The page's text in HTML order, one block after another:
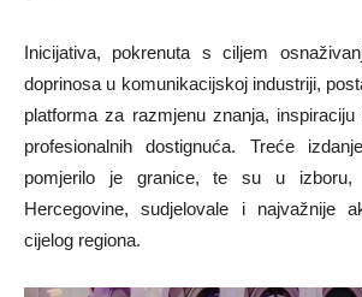
Inicijativa, pokrenuta s ciljem
doprinosa u komunikacijskoj industriji,
platforma za razmjenu znanja,
profesionalnih dostignuća. Treće
pomjerilo je granice, te su u
Hercegovine, sudjelovale i najvažnije
cijelog regiona.